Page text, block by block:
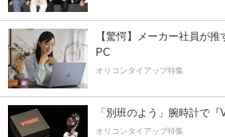
【驚愕】メーカー社員が
PC
オリコンタイアップ特集
「別班のよう」腕時計で
オリコンタイアップ特集